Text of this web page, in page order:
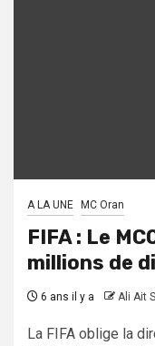
A LA UNE MC Oran
FIFA : Le
millions de
6 ans il y a Ali Ait
La FIFA oblige la